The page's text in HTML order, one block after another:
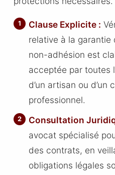
Clause Explicite :
relative à la garantie
non-adhésion est
acceptée par toutes
d’un artisan ou d’un
professionnel.
Consultation
avocat spécialisé
des contrats, en
obligations légales